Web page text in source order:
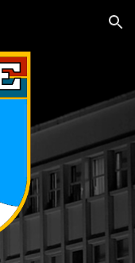
Skip to navigation